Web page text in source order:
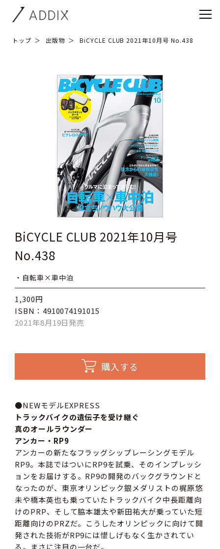
トップ 出版物 BiCYCLE CLUB 2021年10月号 No.438
BiCYCLE CLUB 2021年10月号
No.438
・自転車×車中泊
1,300円
ISBN：4910074191015
2021年8月19日発売
購入する
●NEWモデルEXPRESS
トラックバイクの遺伝子を受け継ぐ
真のオールラウンダー
アンカー・RP9
アンカーの新たなフラッグシップレーシングモデル
RP9。本誌ではついにRP9を試乗、そのインプレッシ
ョンをお届けする。RP9の開発のバックグラウンドと
なったのが、東京オリンピック銀メダリストの梶原悠
未や橋本英也も乗っていたトラックバイク中長距離向
けのPRP、そして脇本雄太や新田祐大が乗っていた短
距離向けのPRZだ。こうしたオリンピックに向けて開
発された技術がRP9には惜しげもなく生かされてい
る。まさに注目の一台だ。